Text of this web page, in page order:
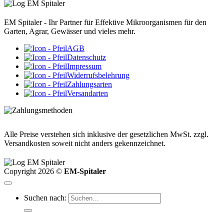
EM Spitaler - Ihr Partner für Effektive Mikroorganismen für den
Garten, Agrar, Gewässer und vieles mehr.
AGB
Datenschutz
Impressum
Widerrufsbelehrung
Zahlungsarten
Versandarten
Alle Preise verstehen sich inklusive der gesetzlichen MwSt. zzgl.
Versandkosten soweit nicht anders gekennzeichnet.
Copyright 2026 © EM-Spitaler
Suchen nach: